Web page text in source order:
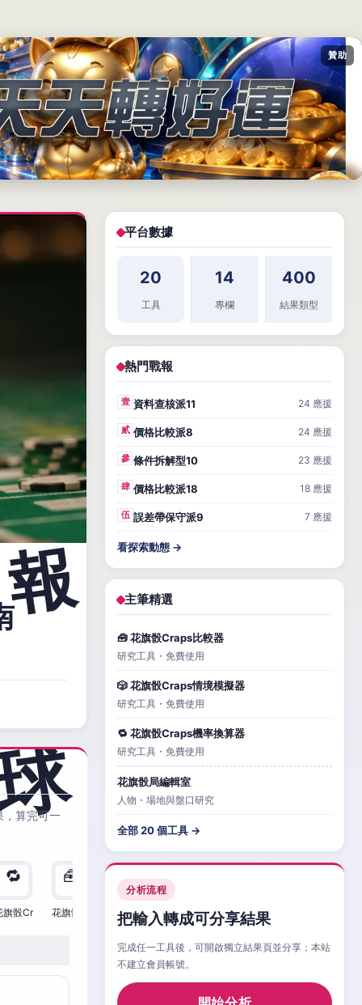
贊助
算完可一
🔁
旗骰Cr
🧰
花旗骰Cr
🧮
花旗骰Cr 花旗骰Cr 花旗骰Cr
平台數據
20
工具
14
專欄
400
結果類型
熱門戰報
壹 資料查核派11 24 應援
貳 價格比較派8 24 應援
參 條件拆解型10 23 應援
肆 價格比較派18 18 應援
伍 誤差帶保守派9 7 應援
看探索動態 →
主筆精選
🧰 花旗骰Craps比較器
研究工具・免費使用
🎲 花旗骰Craps情境模擬器
研究工具・免費使用
🔁 花旗骰Craps機率換算器
研究工具・免費使用
花旗骰局編輯室
人物・場地與盤口研究
全部 20 個工具 →
分析流程
把輸入轉成可分享結果
完成任一工具後，可開啟獨立結果頁並分享；本站
不建立會員帳號。